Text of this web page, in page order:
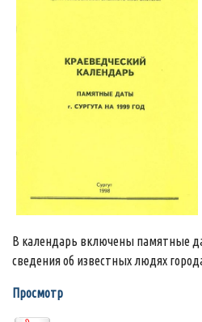
В календарь включены памятные
сведения об известных людях
Просмотр